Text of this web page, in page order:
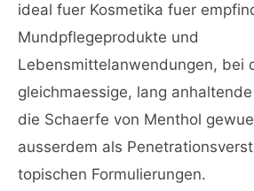
ideal fuer Kosmetika fuer
Mundpflegeprodukte und
Lebensmittelanwendungen, bei
gleichmaessige, lang
die Schaerfe von Menthol
ausserdem als
topischen Formulierungen.